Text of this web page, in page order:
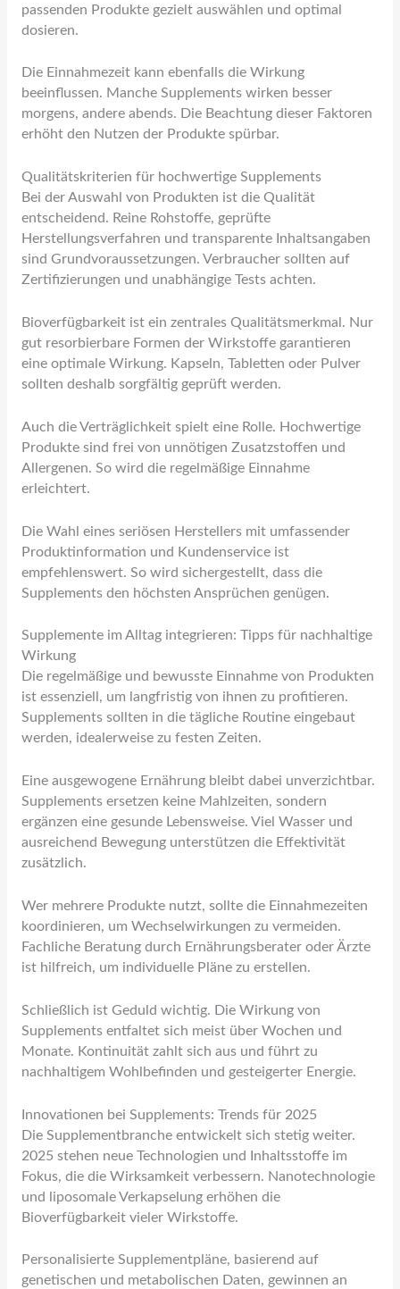
passenden Produkte gezielt auswählen und optimal
dosieren.
Die Einnahmezeit kann ebenfalls die Wirkung
beeinflussen. Manche Supplements wirken besser
morgens, andere abends. Die Beachtung dieser Faktoren
erhöht den Nutzen der Produkte spürbar.
Qualitätskriterien für hochwertige Supplements
Bei der Auswahl von Produkten ist die Qualität
entscheidend. Reine Rohstoffe, geprüfte
Herstellungsverfahren und transparente Inhaltsangaben
sind Grundvoraussetzungen. Verbraucher sollten auf
Zertifizierungen und unabhängige Tests achten.
Bioverfügbarkeit ist ein zentrales Qualitätsmerkmal. Nur
gut resorbierbare Formen der Wirkstoffe garantieren
eine optimale Wirkung. Kapseln, Tabletten oder Pulver
sollten deshalb sorgfältig geprüft werden.
Auch die Verträglichkeit spielt eine Rolle. Hochwertige
Produkte sind frei von unnötigen Zusatzstoffen und
Allergenen. So wird die regelmäßige Einnahme
erleichtert.
Die Wahl eines seriösen Herstellers mit umfassender
Produktinformation und Kundenservice ist
empfehlenswert. So wird sichergestellt, dass die
Supplements den höchsten Ansprüchen genügen.
Supplemente im Alltag integrieren: Tipps für nachhaltige
Wirkung
Die regelmäßige und bewusste Einnahme von Produkten
ist essenziell, um langfristig von ihnen zu profitieren.
Supplements sollten in die tägliche Routine eingebaut
werden, idealerweise zu festen Zeiten.
Eine ausgewogene Ernährung bleibt dabei unverzichtbar.
Supplements ersetzen keine Mahlzeiten, sondern
ergänzen eine gesunde Lebensweise. Viel Wasser und
ausreichend Bewegung unterstützen die Effektivität
zusätzlich.
Wer mehrere Produkte nutzt, sollte die Einnahmezeiten
koordinieren, um Wechselwirkungen zu vermeiden.
Fachliche Beratung durch Ernährungsberater oder Ärzte
ist hilfreich, um individuelle Pläne zu erstellen.
Schließlich ist Geduld wichtig. Die Wirkung von
Supplements entfaltet sich meist über Wochen und
Monate. Kontinuität zahlt sich aus und führt zu
nachhaltigem Wohlbefinden und gesteigerter Energie.
Innovationen bei Supplements: Trends für 2025
Die Supplementbranche entwickelt sich stetig weiter.
2025 stehen neue Technologien und Inhaltsstoffe im
Fokus, die die Wirksamkeit verbessern. Nanotechnologie
und liposomale Verkapselung erhöhen die
Bioverfügbarkeit vieler Wirkstoffe.
Personalisierte Supplementpläne, basierend auf
genetischen und metabolischen Daten, gewinnen an